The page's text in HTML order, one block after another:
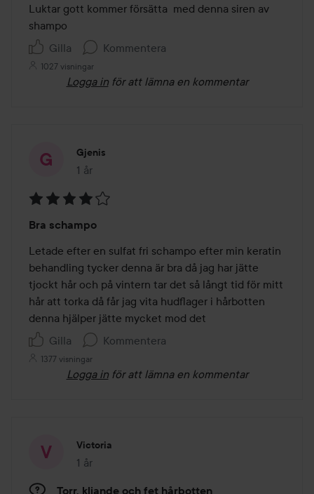
Luktar gott kommer försätta  med denna siren av
shampo
Gilla
Kommentera
1027 visningar
Logga in för att lämna en kommentar
Gjenis
1 år
Inlägget skapades 1 år
4
av
5
Bra schampo
Letade efter en sulfat fri schampo efter min keratin
behandling tycker denna är bra då jag har jätte
tjockt hår och på vintern tar det så långt tid för mitt
hår att torka då får jag vita hudflager i hårbotten
denna hjälper jätte mycket mod det
Gilla
Kommentera
1377 visningar
Logga in för att lämna en kommentar
Victoria
1 år
Inlägget skapades 1 år
Torr, kliande och fet hårbotten